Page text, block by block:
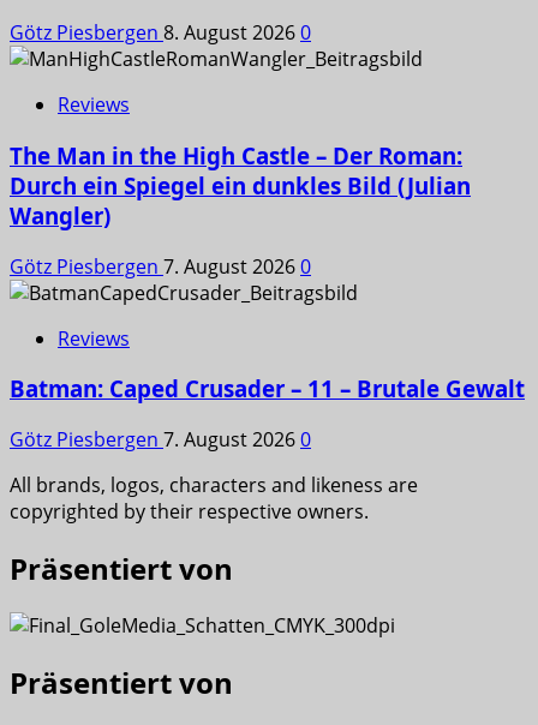
Götz Piesbergen 8. August 20260
Reviews
The Man in the High Castle – Der Roman:
Durch ein Spiegel ein dunkles Bild (Julian
Wangler)
Götz Piesbergen 7. August 20260
Reviews
Batman: Caped Crusader – 11 – Brutale Gewalt
Götz Piesbergen 7. August 20260
All brands, logos, characters and likeness are
copyrighted by their respective owners.
Präsentiert von
Präsentiert von